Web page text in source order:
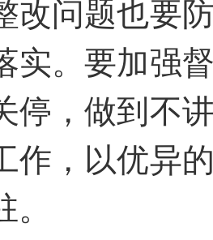
改问题也要
实。要加强
停，做到不
作，以优异